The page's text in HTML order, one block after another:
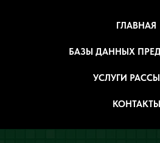
ГЛАВНАЯ
БАЗЫ ДАННЫХ
УСЛУГИ
КОНТАКТЫ